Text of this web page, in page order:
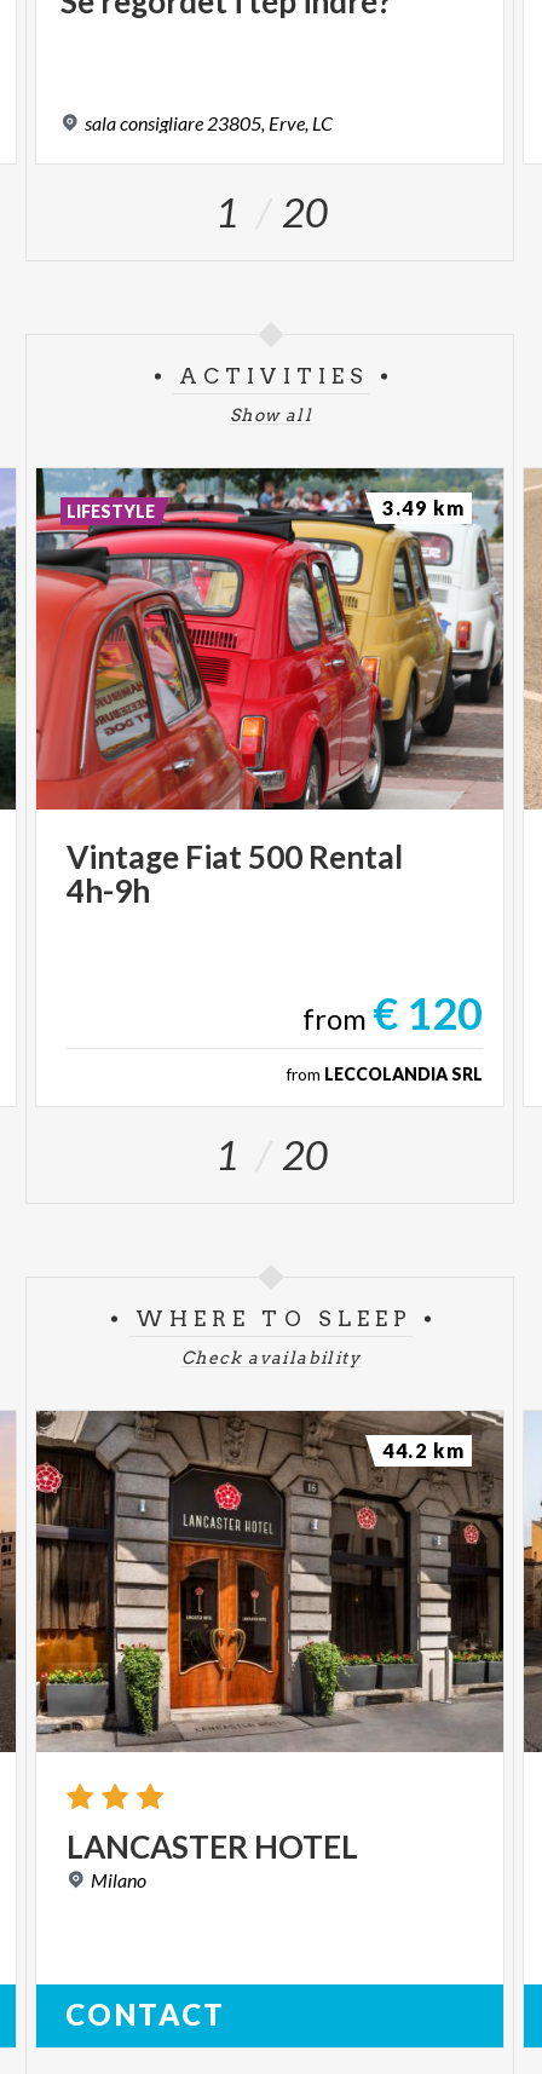
salaconsigliare 23805, Erve, LC
1 20
ACTIVITIES
Show all
Vintage Fiat500 Rental
4h-9h
from € 120
from LECCOLANDIA SRL
LIFESTYLE 3.49 km
1 20
WHERE TO SLEEP
Check availability
LANCASTER HOTEL
Milano
CONTACT
44.2 km